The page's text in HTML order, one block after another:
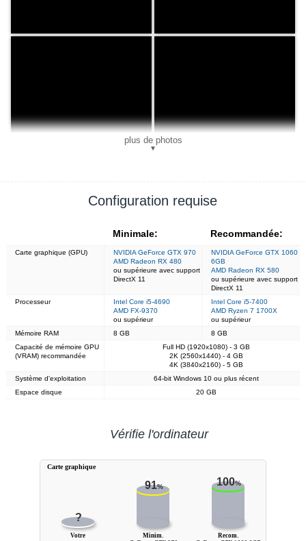
plus de photos
▼
Configuration requise
Minimale: Recommandée:
Carte graphique (GPU)
NVIDIA GeForce GTX 970
AMD Radeon RX 480
ou supérieure avec support
DirectX 11
NVIDIA GeForce GTX 1060
6GB
AMD Radeon RX 580
ou supérieure avec support
DirectX 11
Processeur
Intel Core i5-4690
AMD FX-9370
ou supérieur
Intel Core i5-7400
AMD Ryzen 7 1700X
ou supérieur
Mémoire RAM
8 GB
8 GB
Capacité de mémoire GPU
(VRAM) recommandée
Full HD (1920x1080) - 3 GB
2K (2560x1440) - 4 GB
4K (3840x2160) - 5 GB
Système d'exploitation
64-bit Windows 10 ou plus récent
Espace disque
20 GB
Vérifie l'ordinateur
?
91% 100%
Votre
Minim.
Recom.
Carte graphique